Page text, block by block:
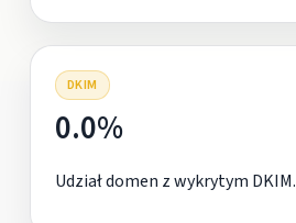
DKIM
0.0%
Udział domen z wykrytym DKIM.